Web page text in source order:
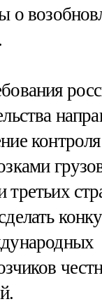
о
контроля
третьих